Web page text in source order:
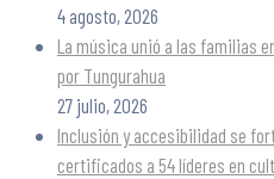
4 agosto, 2026
La música unió a las familias
por Tungurahua
27 julio, 2026
Inclusión y accesibilidad se
certificados a 54 líderes en